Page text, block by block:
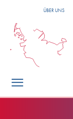
ÜBER UNS